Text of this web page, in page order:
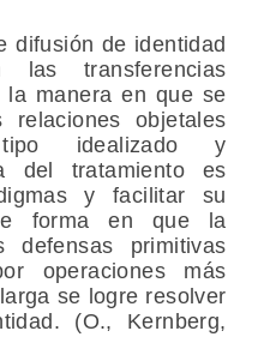
difusión de identidad
transferencias
la manera en que se
relaciones objetales
idealizado y
del tratamiento es
y facilitar su
forma en que la
primitivas
operaciones más
se logre resolver
(O., Kernberg,